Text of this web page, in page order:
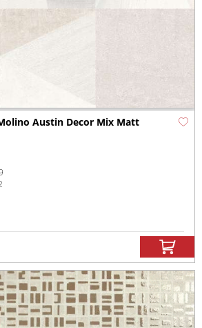
Austin Decor Mix Matt